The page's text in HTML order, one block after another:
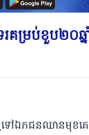
គម្រប់ខួប២០ឆ្
ទៅឯកជនឈានមុខគ